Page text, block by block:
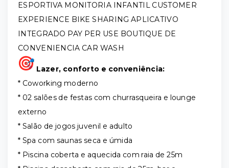
ESPORTIVA MONITORIA INFANTIL CUSTOMER
EXPERIENCE BIKE SHARING APLICATIVO
INTEGRADO PAY PER USE BOUTIQUE DE
CONVENIENCIA CAR WASH
Lazer, conforto e conveniência:
* Coworking moderno
* 02 salões de festas com churrasqueira e lounge
externo
* Salão de jogos juvenil e adulto
* Spa com saunas seca e úmida
* Piscina coberta e aquecida com raia de 25m